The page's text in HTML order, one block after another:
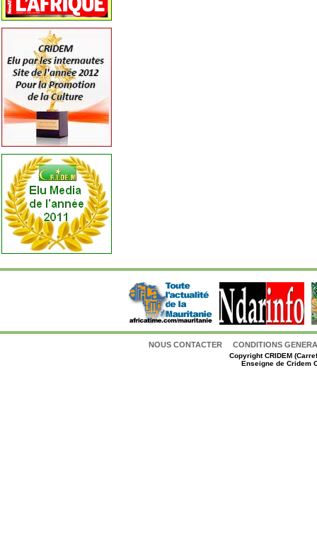
NOUS CONTACTER CONDITIONS
CopyrightCRIDEM
Enseigne de Cridem